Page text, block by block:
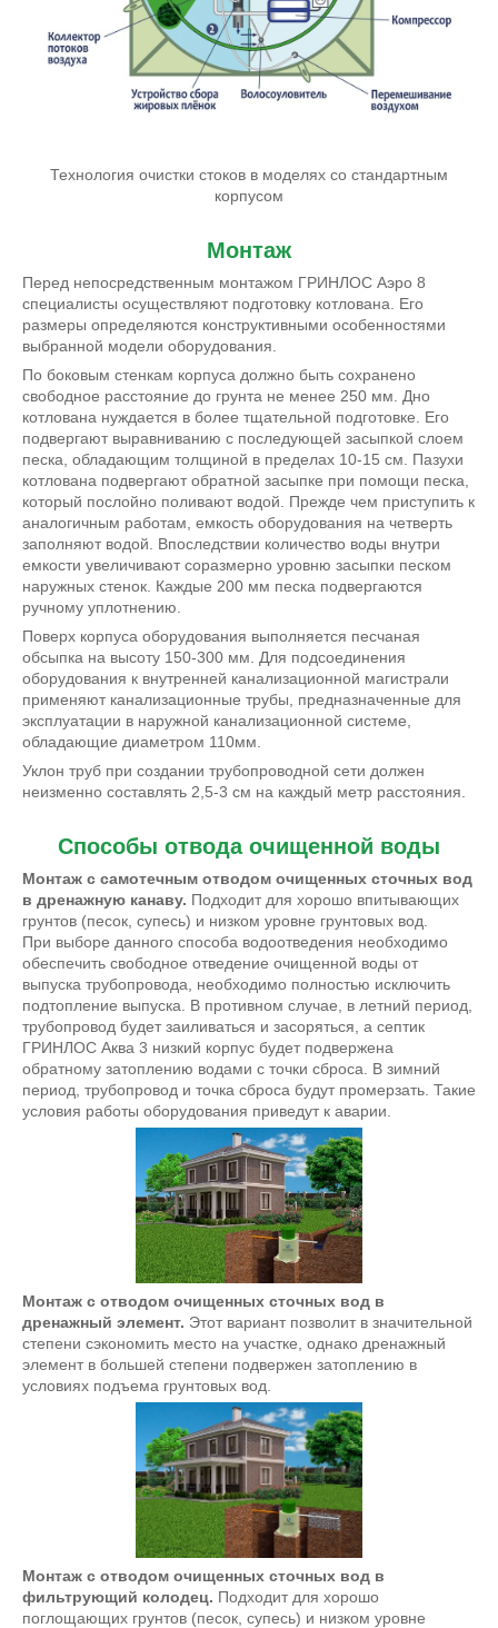
Технология очистки стоков в моделях со стандартным
корпусом
Монтаж
Перед непосредственным монтажом ГРИНЛОС Аэро 8
специалисты осуществляют подготовку котлована. Его
размеры определяются конструктивными особенностями
выбранной модели оборудования.
По боковым стенкам корпуса должно быть сохранено
свободное расстояние до грунта не менее 250 мм. Дно
котлована нуждается в более тщательной подготовке. Его
подвергают выравниванию с последующей засыпкой слоем
песка, обладающим толщиной в пределах 10-15 см. Пазухи
котлована подвергают обратной засыпке при помощи песка,
который послойно поливают водой. Прежде чем приступить к
аналогичным работам, емкость оборудования на четверть
заполняют водой. Впоследствии количество воды внутри
емкости увеличивают соразмерно уровню засыпки песком
наружных стенок. Каждые 200 мм песка подвергаются
ручному уплотнению.
Поверх корпуса оборудования выполняется песчаная
обсыпка на высоту 150-300 мм. Для подсоединения
оборудования к внутренней канализационной магистрали
применяют канализационные трубы, предназначенные для
эксплуатации в наружной канализационной системе,
обладающие диаметром 110мм.
Уклон труб при создании трубопроводной сети должен
неизменно составлять 2,5-3 см на каждый метр расстояния.
Способы отвода очищенной воды
Монтаж с самотечным отводом очищенных сточных вод
в дренажную канаву. Подходит для хорошо впитывающих
грунтов (песок, супесь) и низком уровне грунтовых вод.
При выборе данного способа водоотведения необходимо
обеспечить свободное отведение очищенной воды от
выпуска трубопровода, необходимо полностью исключить
подтопление выпуска. В противном случае, в летний период,
трубопровод будет заиливаться и засоряться, а септик
ГРИНЛОС Аква 3 низкий корпус будет подвержена
обратному затоплению водами с точки сброса. В зимний
период, трубопровод и точка сброса будут промерзать. Такие
условия работы оборудования приведут к аварии.
Монтаж с отводом очищенных сточных вод в
дренажный элемент. Этот вариант позволит в значительной
степени сэкономить место на участке, однако дренажный
элемент в большей степени подвержен затоплению в
условиях подъема грунтовых вод.
Монтаж с отводом очищенных сточных вод в
фильтрующий колодец. Подходит для хорошо
поглощающих грунтов (песок, супесь) и низком уровне